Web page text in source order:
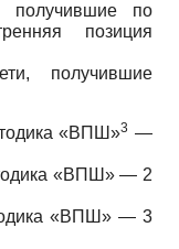
получившие по
позиция
получившие
«ВПШ»3 —
«ВПШ» — 2
«ВПШ» — 3